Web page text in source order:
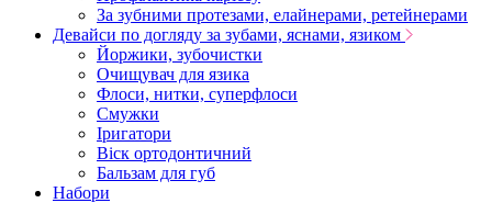
За зубними протезами, елайнерами, ретейнерами
Девайси по догляду за зубами, яснами, язиком
Йоржики, зубочистки
Очищувач для язика
Флоси, нитки, суперфлоси
Смужки
Іригатори
Віск ортодонтичний
Бальзам для губ
Набори